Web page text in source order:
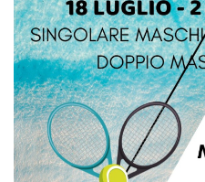
Tornei
Wheelchair
News
Rassegna Stampa